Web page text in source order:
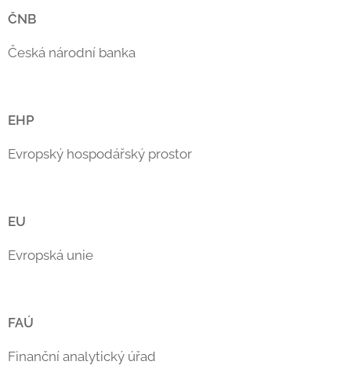
ČNB
Česká národní banka
EHP
Evropský hospodářský prostor
EU
Evropská unie
FAÚ
Finanční analytický úřad